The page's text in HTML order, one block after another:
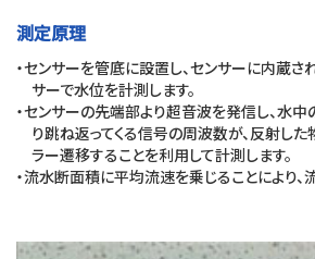
測定原理
・センサーを管底に設置し、センサーに内蔵
サーで水位を計測します。
・センサーの先端部より超音波を発信し、水
り跳ね返ってくる信号の周波数が、反射した
ラー遷移することを利用して計測します。
・流水断面積に平均流速を乗じることにより、